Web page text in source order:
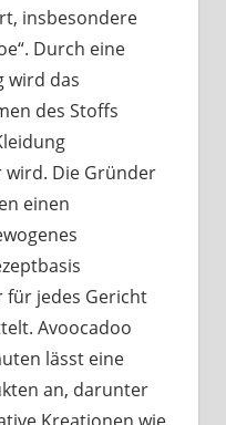
insbesondere
Durch eine
wird das
des Stoffs
Die Gründer
einen
für jedes Gericht
Avoocadoo
lässt eine
an, darunter